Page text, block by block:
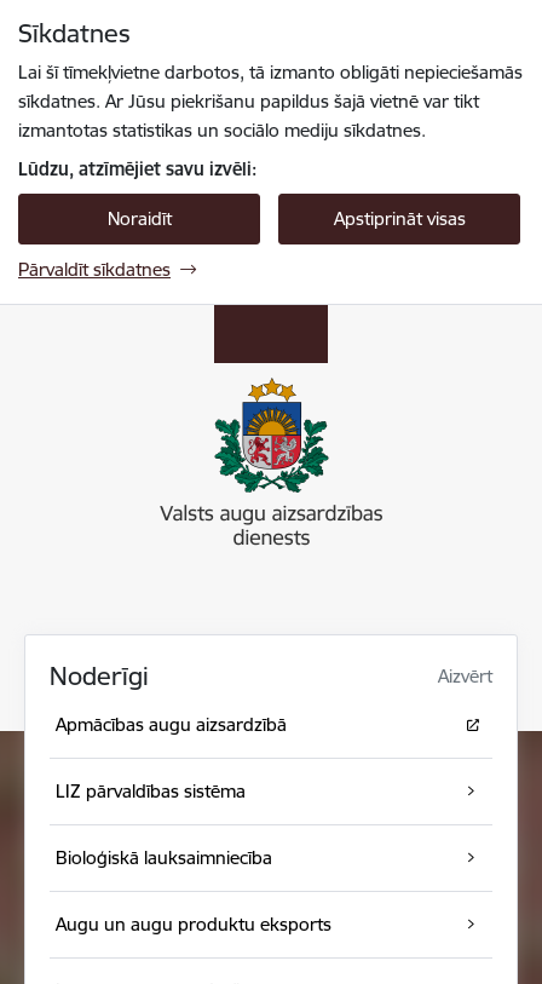
Sīkdatnes
Lai šī tīmekļvietne darbotos, tā izmanto obligāti nepieciešamās
sīkdatnes. Ar Jūsu piekrišanu papildus šajā vietnē var tikt
izmantotas statistikas un sociālo mediju sīkdatnes.
Lūdzu, atzīmējiet savu izvēli:
Noraidīt Apstiprināt visas
Pārvaldīt sīkdatnes
Noderīgi Aizvērt
Apmācības augu aizsardzībā
LIZ pārvaldības sistēma
Bioloģiskā lauksaimniecība
Augu un augu produktu eksports